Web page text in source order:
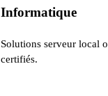
Informatique
Solutions serveur local
certifiés.